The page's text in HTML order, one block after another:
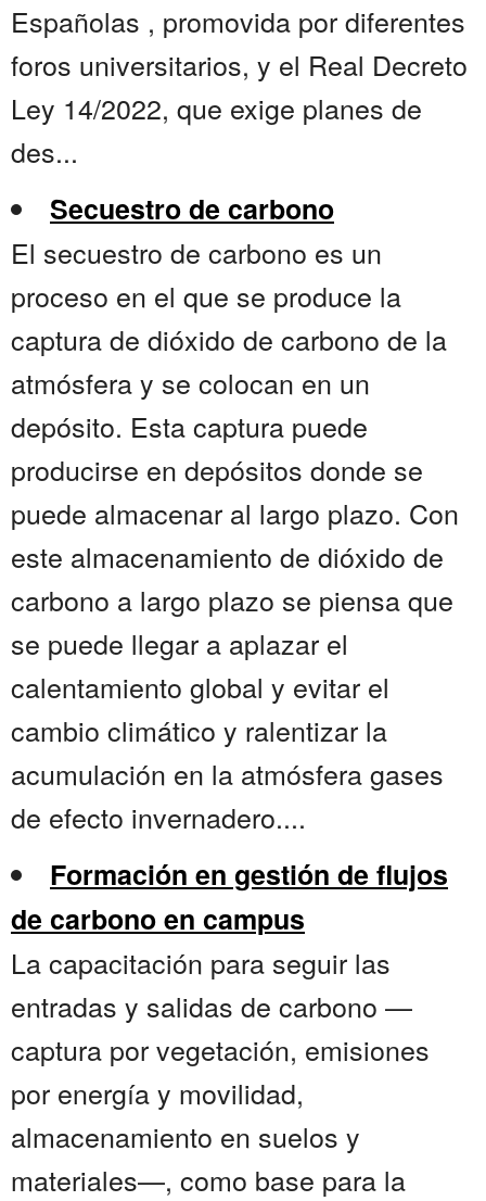
Españolas , promovida por diferentes
foros universitarios, y el Real Decreto
Ley 14/2022, que exige planes de
des...
Secuestro de carbono
El secuestro de carbono es un
proceso en el que se produce la
captura de dióxido de carbono de la
atmósfera y se colocan en un
depósito. Esta captura puede
producirse en depósitos donde se
puede almacenar al largo plazo. Con
este almacenamiento de dióxido de
carbono a largo plazo se piensa que
se puede llegar a aplazar el
calentamiento global y evitar el
cambio climático y ralentizar la
acumulación en la atmósfera gases
de efecto invernadero....
Formación en gestión de flujos
de carbono en campus
La capacitación para seguir las
entradas y salidas de carbono —
captura por vegetación, emisiones
por energía y movilidad,
almacenamiento en suelos y
materiales—, como base para la